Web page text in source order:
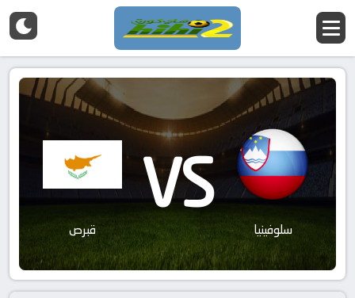
سلوفينيا VS قبرص